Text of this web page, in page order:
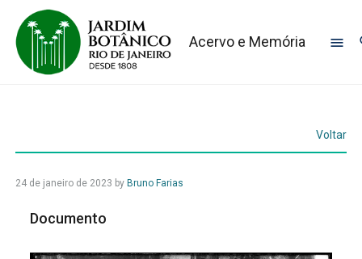
Acervo e Memória
Voltar
24 de janeiro de 2023 by Bruno Farias
Documento